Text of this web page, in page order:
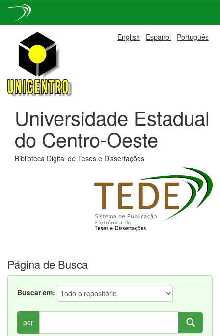
navigation
English Español Português
Universidade Estadual
do Centro-Oeste
Biblioteca Digital de Teses e Dissertações
Página de Busca
Buscar em:
por